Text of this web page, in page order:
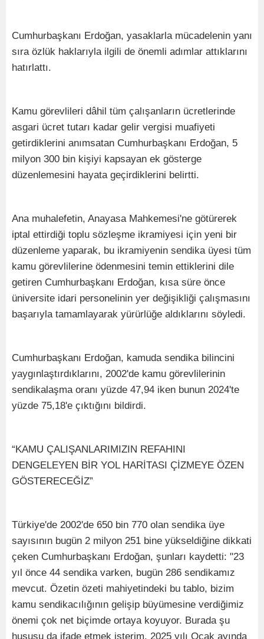
Cumhurbaşkanı Erdoğan, yasaklarla mücadelenin yanı
sıra özlük haklarıyla ilgili de önemli adımlar attıklarını
hatırlattı.
Kamu görevlileri dâhil tüm çalışanların ücretlerinde
asgari ücret tutarı kadar gelir vergisi muafiyeti
getirdiklerini anımsatan Cumhurbaşkanı Erdoğan, 5
milyon 300 bin kişiyi kapsayan ek gösterge
düzenlemesini hayata geçirdiklerini belirtti.
Ana muhalefetin, Anayasa Mahkemesi'ne götürerek
iptal ettirdiği toplu sözleşme ikramiyesi için yeni bir
düzenleme yaparak, bu ikramiyenin sendika üyesi tüm
kamu görevlilerine ödenmesini temin ettiklerini dile
getiren Cumhurbaşkanı Erdoğan, kısa süre önce
üniversite idari personelinin yer değişikliği çalışmasını
başarıyla tamamlayarak yürürlüğe aldıklarını söyledi.
Cumhurbaşkanı Erdoğan, kamuda sendika bilincini
yaygınlaştırdıklarını, 2002'de kamu görevlilerinin
sendikalaşma oranı yüzde 47,94 iken bunun 2024'te
yüzde 75,18'e çıktığını bildirdi.
“KAMU ÇALIŞANLARIMIZIN REFAHINI
DENGELEYEN BİR YOL HARİTASI ÇİZMEYE ÖZEN
GÖSTERECEĞİZ”
Türkiye'de 2002'de 650 bin 770 olan sendika üye
sayısının bugün 2 milyon 251 bine yükseldiğine dikkati
çeken Cumhurbaşkanı Erdoğan, şunları kaydetti: "23
yıl önce 44 sendika varken, bugün 286 sendikamız
mevcut. Özetin özeti mahiyetindeki bu tablo, bizim
kamu sendikacılığının gelişip büyümesine verdiğimiz
önemi çok net biçimde ortaya koyuyor. Burada şu
hususu da ifade etmek isterim. 2025 yılı Ocak ayında